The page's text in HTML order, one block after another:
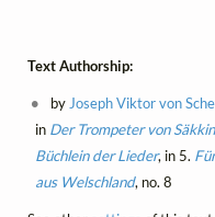
Text Authorship:
by Joseph Viktor von
in Der Trompeter von
Büchlein der Lieder, in 5.
aus Welschland, no. 8